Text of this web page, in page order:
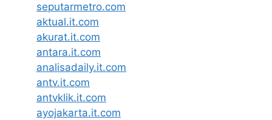
seputarmetro.com
aktual.it.com
akurat.it.com
antara.it.com
analisadaily.it.com
antv.it.com
antvklik.it.com
ayojakarta.it.com